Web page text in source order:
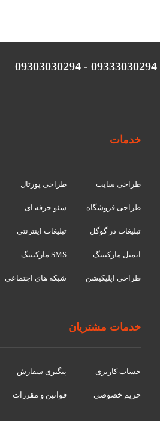
خدمات
طراحی سایت طراحی پورتال
طراحی فروشگاه سئو حرفه ای
تبلیغات در گوگل تبلیغات اینترنتی
ایمیل مارکتینگ SMS مارکتینگ
طراحی اپلیکیشن شبکه های اجتماعی
خدمات مشتریان
حساب کاربری پیگیری سفارش
حریم خصوصی قوانین و مقررات